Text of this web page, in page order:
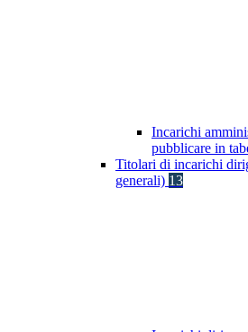
Incarichi
pubblicare in
Titolari di incarichi
generali) 13